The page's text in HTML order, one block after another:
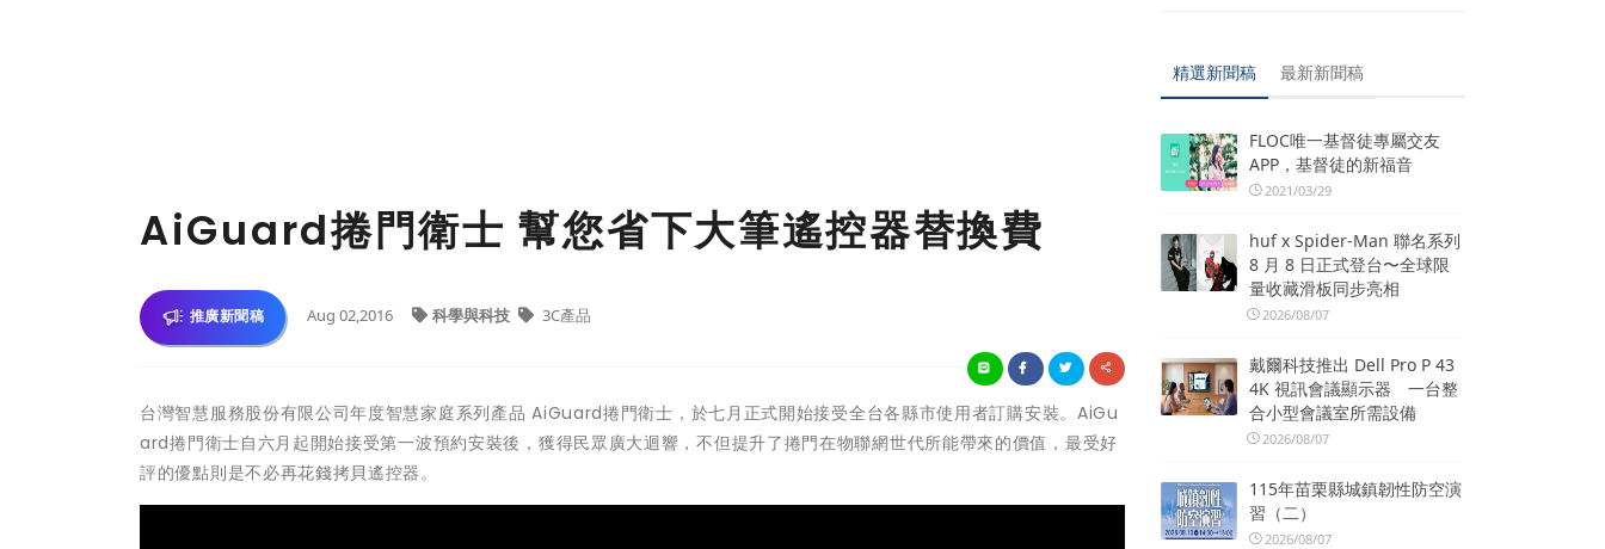
AiGuard捲門衛士 幫您省下大筆遙控器替換費
推廣新聞稿 Aug 02,2016 科學與科技 3C產品
台灣智慧服務股份有限公司年度智慧家庭系列產品 AiGuard捲門衛士，於七月正式開始接受全台各縣市使用者訂購安裝。AiGu
ard捲門衛士自六月起開始接受第一波預約安裝後，獲得民眾廣大迴響，不但提升了捲門在物聯網世代所能帶來的價值，最受好
評的優點則是不必再花錢拷貝遙控器。
精選新聞稿 最新新聞稿
FLOC唯一基督徒專屬交友
APP，基督徒的新福音
2021/03/29
huf x Spider-Man 聯名系列
8 月 8 日正式登台〜全球限
量收藏滑板同步亮相
2026/08/07
戴爾科技推出 Dell Pro P 43
4K 視訊會議顯示器 一台整
合小型會議室所需設備
2026/08/07
115年苗栗縣城鎮韌性防空演
習（二）
2026/08/07